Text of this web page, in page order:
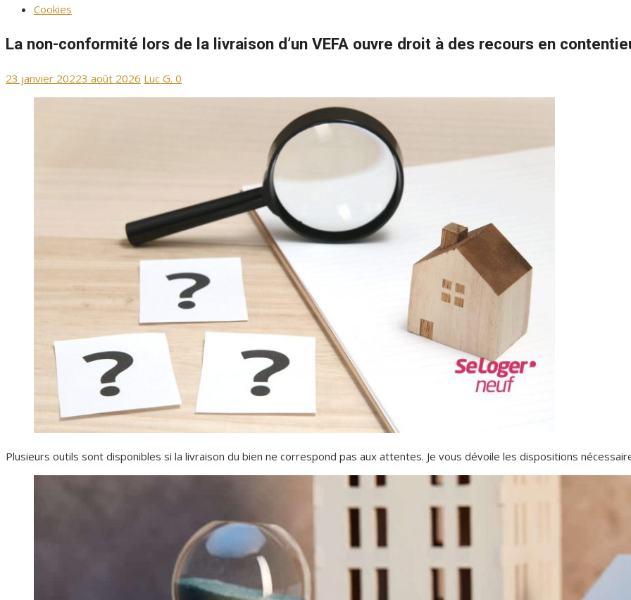
Cookies
La non-conformité lors de la livraison d’un VEFA ouvre droit à des recours en
Publié
23 janvier 20223 août 2026 Auteur/autrice
Luc G. 0
Plusieurs outils sont disponibles si la livraison du bien ne correspond pas aux attentes. Je vous dévoile les dispositions